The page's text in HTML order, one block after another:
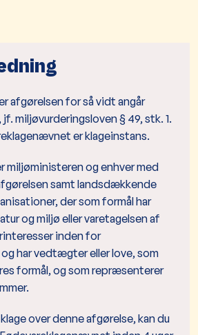
afgørelsen for så vidt angår
miljøvurderingsloven § 49, stk. 1.
er klageinstans.
miljøministeren og enhver med
samt landsdækkende
der som formål har
og miljø eller varetagelsen af
inden for
har vedtægter eller love, som
formål, og som repræsenterer
over denne afgørelse, kan du